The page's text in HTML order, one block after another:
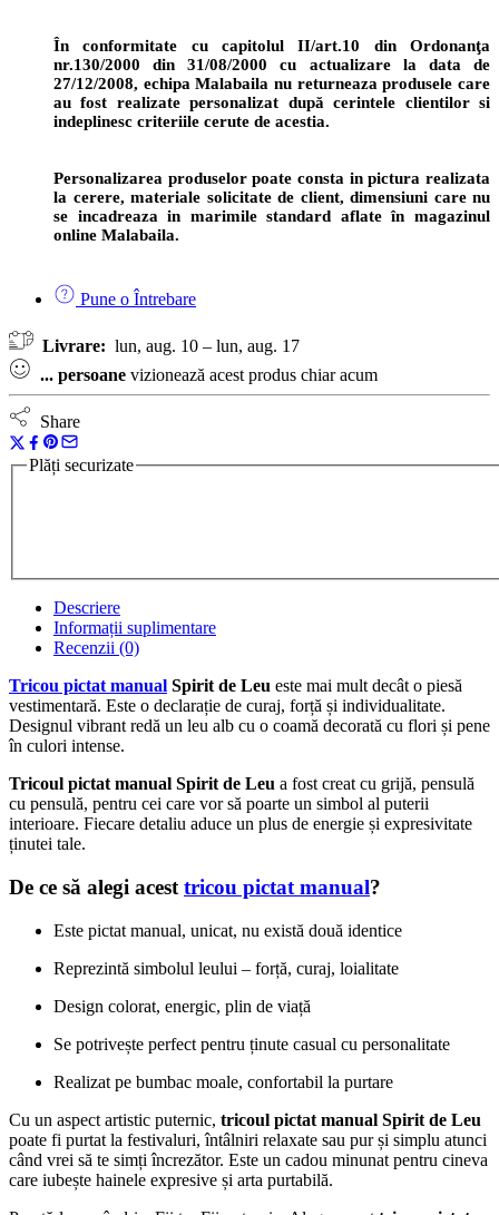
În conformitate cu capitolul II/art.10 din Ordonanţa
nr.130/2000 din 31/08/2000 cu actualizare la data de
27/12/2008, echipa Malabaila nu returneaza produsele care
au fost realizate personalizat după cerintele clientilor si
indeplinesc criteriile cerute de acestia.
Personalizarea produselor poate consta in pictura realizata
la cerere, materiale solicitate de client, dimensiuni care nu
se incadreaza in marimile standard aflate în magazinul
online Malabaila.
Pune o Întrebare
Livrare: lun, aug. 10 – lun, aug. 17
... persoane vizionează acest produs chiar acum
Share
Plăți securizate
Descriere
Informații suplimentare
Recenzii (0)
Tricou pictat manual Spirit de Leu este mai mult decât o piesă
vestimentară. Este o declarație de curaj, forță și individualitate.
Designul vibrant redă un leu alb cu o coamă decorată cu flori și pene
în culori intense.
Tricoul pictat manual Spirit de Leu a fost creat cu grijă, pensulă
cu pensulă, pentru cei care vor să poarte un simbol al puterii
interioare. Fiecare detaliu aduce un plus de energie și expresivitate
ținutei tale.
De ce să alegi acest tricou pictat manual?
Este pictat manual, unicat, nu există două identice
Reprezintă simbolul leului – forță, curaj, loialitate
Design colorat, energic, plin de viață
Se potrivește perfect pentru ținute casual cu personalitate
Realizat pe bumbac moale, confortabil la purtare
Cu un aspect artistic puternic, tricoul pictat manual Spirit de Leu
poate fi purtat la festivaluri, întâlniri relaxate sau pur și simplu atunci
când vrei să te simți încrezător. Este un cadou minunat pentru cineva
care iubește hainele expresive și arta purtabilă.